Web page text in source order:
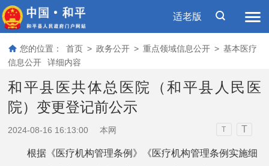
适老版
您的位置： 首页 > 政务公开 > 重点领域信息公开 > 基本医疗
信息公开
详细内容
和平县医共体总医院（和平县人民医
院）变更登记前公示
2024-08-16 16:13:00 本网 T T
根据《医疗机构管理条例》《医疗机构管理条例实施细